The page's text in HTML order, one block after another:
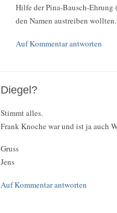
Hilfe der Pina-Bausch-Ehrung
den Namen austreiben wollten.
Auf Kommentar antworten
Diegel?
Stimmt alles.
Frank Knoche war und ist ja auch
Gruss
Jens
Auf Kommentar antworten